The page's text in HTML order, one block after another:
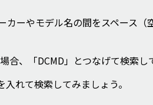
ーやモデル名の間をスペース
、「DCMD」とつなげて検索し
れて検索してみましょう。